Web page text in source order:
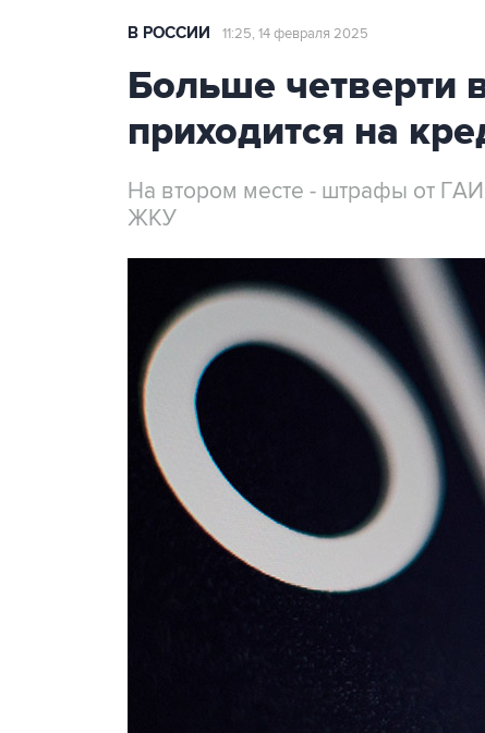
В РОССИИ 11:25, 14 февраля 2025
Больше четверти
приходится на
На втором месте - штрафы от
ЖКУ